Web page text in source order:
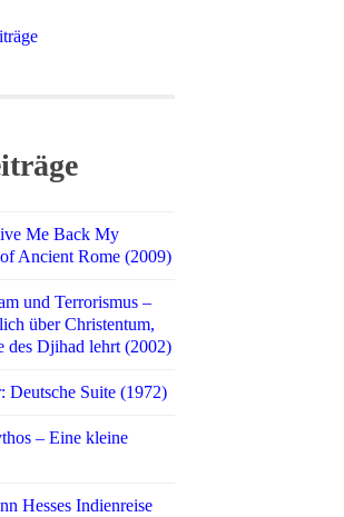
Me Back My
Ancient Rome (2009)
und Terrorismus –
über Christentum,
des Djihad lehrt (2002)
Deutsche Suite (1972)
– Eine kleine
Hesses Indienreise